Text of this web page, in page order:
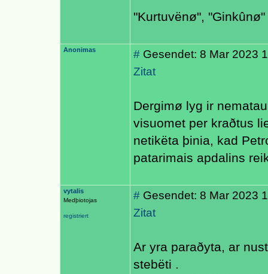
"Kurtuvënø",
Anonimas # Gesendet: 8 Mar 2023
Zitat
Dergimø lyg ir
visuomet per kraðtus
netikëta þinia, kad
patarimais apdalins
vytalis
Medþiotojas
registriert
# Gesendet: 8 Mar 2023
Zitat
Ar yra paraðyta, ar
stebëti .